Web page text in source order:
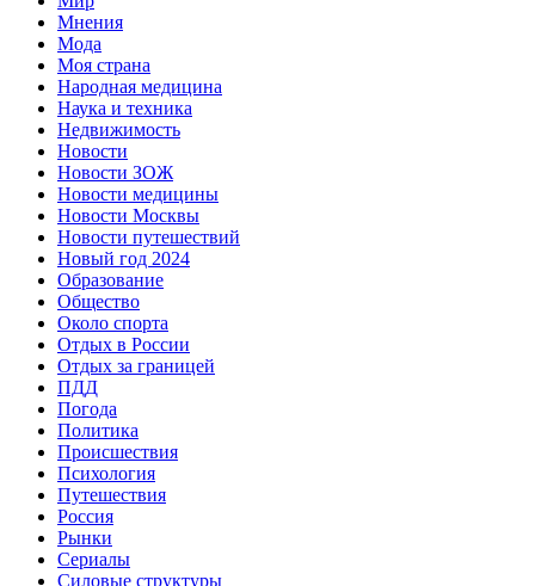
Мнения
Мода
Моя страна
Народная медицина
Наука и техника
Недвижимость
Новости
Новости ЗОЖ
Новости медицины
Новости Москвы
Новости путешествий
Новый год 2024
Образование
Общество
Около спорта
Отдых в России
Отдых за границей
ПДД
Погода
Политика
Происшествия
Психология
Путешествия
Россия
Рынки
Сериалы
Силовые структуры